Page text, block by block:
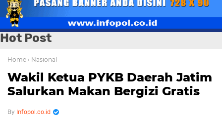
Hot Post
Home › Nasional
Wakil Ketua PYKB Daerah Jatim
Salurkan Makan Bergizi Gratis
Infopol.co.id